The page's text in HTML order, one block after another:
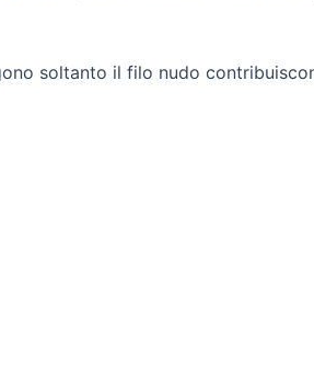
soltanto il filo nudo